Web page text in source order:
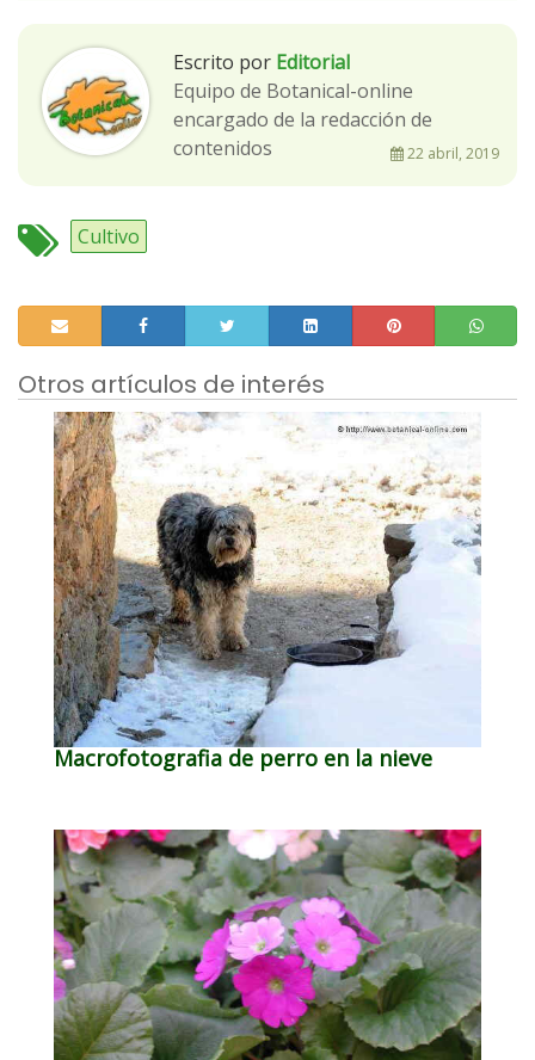
Escrito por Editorial
Equipo de Botanical-online
encargado de la redacción de
contenidos
22 abril, 2019
Cultivo
Otros artículos de interés
Macrofotografia de perro en la nieve